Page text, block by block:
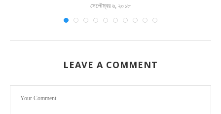
সেপ্টেম্বর ৬, ২০১৮
LEAVE A COMMENT